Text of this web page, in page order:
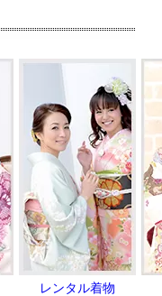
レンタル着物